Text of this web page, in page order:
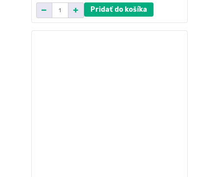
Pridať do košíka